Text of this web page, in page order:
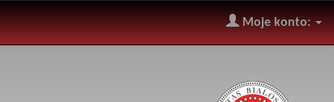
Moje konto: